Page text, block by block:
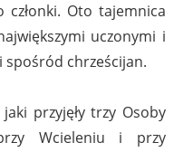
członki. Oto tajemnica
uczonymi i
chrześcijan.
przyjęły trzy Osoby
Wcieleniu i przy